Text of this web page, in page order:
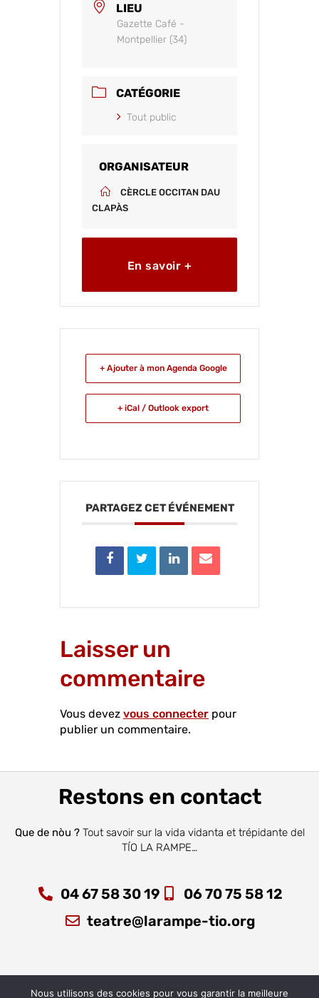
LIEU
Gazette Café -
Montpellier (34)
CATÉGORIE
Tout public
ORGANISATEUR
CÈRCLE OCCITAN DAU
CLAPÀS
En savoir +
+ Ajouter à mon Agenda Google
+ iCal / Outlook export
PARTAGEZ CET ÉVÉNEMENT
Laisser un
commentaire
Vous devez vous connecter pour
publier un commentaire.
Restons en contact
Que de nòu ?Tout savoir sur la vida vidanta et trépidante del
TÍO LA RAMPE…
04 67 58 30 19
06 70 75 58 12
teatre@larampe-tio.org
Nous utilisons des cookies pour vous garantir la meilleure